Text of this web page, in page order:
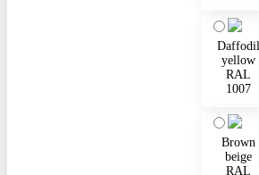
Daffodil
yellow
RAL
1007
Brown
beige
RAL